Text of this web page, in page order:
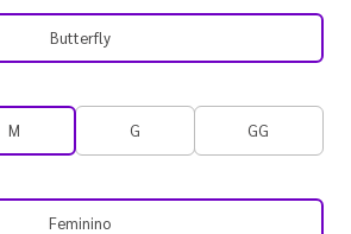
Butterfly
M G GG
Feminino